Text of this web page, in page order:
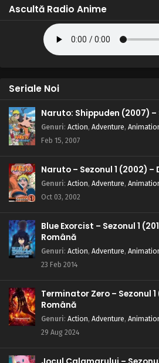
Naruto – Sezonul 1
castelului bântuit
Eps 194 - Blestemul
28 August, 2025
Naruto – Sezonul 1
Eps 192 - Ino urlă:
Naruto – Sezonul 1
Eps 191 - Prognoza morții:
August, 2025
Naruto – Sezonul 1
Byakuganul i-am
August, 2025
Naruto – Sezonul 1
arme ninja
Ascultă Radio Anime
Seriale Noi
Naruto: Shippuden (2007)
Genuri: Action, Adventure,
Feb 15, 2007
Naruto – Sezonul 1 (2002)
Genuri: Action, Adventure,
Oct 03, 2002
Blue Exorcist – Sezonul 1
Română
Genuri: Action, Adventure,
23 Feb 2014
Terminator Zero – Sezonul
Română
Genuri: Action, Adventure,
29 Aug 2024